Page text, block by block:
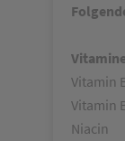
Vitamin
Vitamin
Niacin